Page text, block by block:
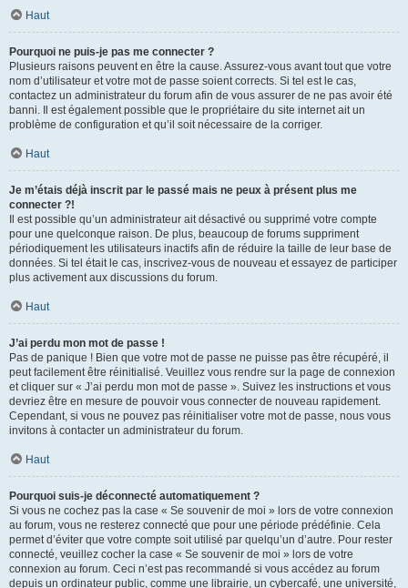
Haut
Pourquoi ne puis-je pas me connecter ?
Plusieurs raisons peuvent en être la cause. Assurez-vous avant tout que votre
nom d’utilisateur et votre mot de passe soient corrects. Si tel est le cas,
contactez un administrateur du forum afin de vous assurer de ne pas avoir été
banni. Il est également possible que le propriétaire du site internet ait un
problème de configuration et qu’il soit nécessaire de la corriger.
Haut
Je m’étais déjà inscrit par le passé mais ne peux à présent plus me
connecter ?!
Il est possible qu’un administrateur ait désactivé ou supprimé votre compte
pour une quelconque raison. De plus, beaucoup de forums suppriment
périodiquement les utilisateurs inactifs afin de réduire la taille de leur base de
données. Si tel était le cas, inscrivez-vous de nouveau et essayez de participer
plus activement aux discussions du forum.
Haut
J’ai perdu mon mot de passe !
Pas de panique ! Bien que votre mot de passe ne puisse pas être récupéré, il
peut facilement être réinitialisé. Veuillez vous rendre sur la page de connexion
et cliquer sur « J’ai perdu mon mot de passe ». Suivez les instructions et vous
devriez être en mesure de pouvoir vous connecter de nouveau rapidement.
Cependant, si vous ne pouvez pas réinitialiser votre mot de passe, nous vous
invitons à contacter un administrateur du forum.
Haut
Pourquoi suis-je déconnecté automatiquement ?
Si vous ne cochez pas la case « Se souvenir de moi » lors de votre connexion
au forum, vous ne resterez connecté que pour une période prédéfinie. Cela
permet d’éviter que votre compte soit utilisé par quelqu’un d’autre. Pour rester
connecté, veuillez cocher la case « Se souvenir de moi » lors de votre
connexion au forum. Ceci n’est pas recommandé si vous accédez au forum
depuis un ordinateur public, comme une librairie, un cybercafé, une université,